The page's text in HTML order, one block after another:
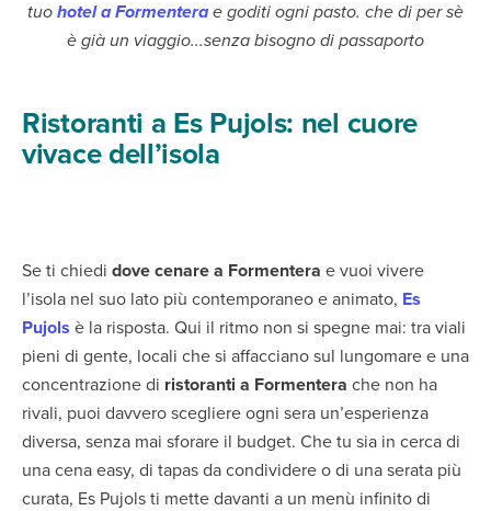
tuohotel a Formenterae goditi ogni pasto. che di per sè
è già un viaggio...senza bisogno di passaporto
Ristoranti a Es Pujols: nel cuore
vivace dell’isola
Se ti chiedi dove cenare a Formentera e vuoi vivere
l’isola nel suo lato più contemporaneo e animato, Es
Pujols è la risposta. Qui il ritmo non si spegne mai: tra viali
pieni di gente, locali che si affacciano sul lungomare e una
concentrazione di ristoranti a Formentera che non ha
rivali, puoi davvero scegliere ogni sera un’esperienza
diversa, senza mai sforare il budget. Che tu sia in cerca di
una cena easy, di tapas da condividere o di una serata più
curata, Es Pujols ti mette davanti a un menù infinito di